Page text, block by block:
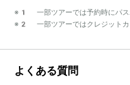
※1 一部ツアーでは予約時にパス
※2 一部ツアーではクレジットカ
よくある質問